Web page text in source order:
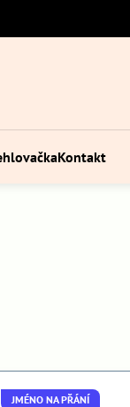
Kontakt
JMÉNO NA PŘÁNÍ